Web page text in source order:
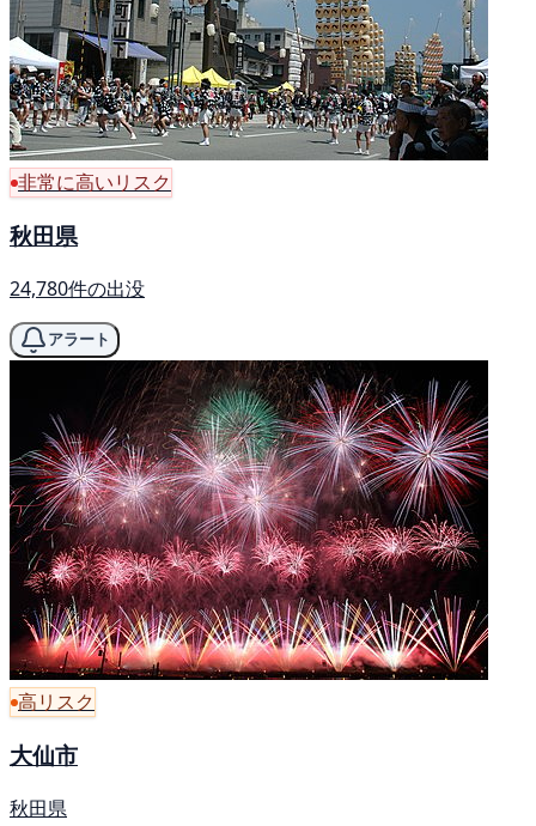
非常に高いリスク
秋田県
24,780件の出没
アラート
高リスク
大仙市
秋田県